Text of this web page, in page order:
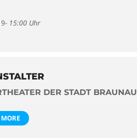
- 15:00 Uhr
DER STADT BRAUNAU